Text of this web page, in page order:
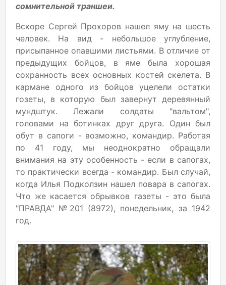
сомнительной траншеи.
Вскоре Сергей Прохоров нашел яму на шесть
человек. На вид - небольшое углубление,
присыпанное опавшими листьями. В отличие от
предыдущих бойцов, в яме была хорошая
сохранность всех основных костей скелета. В
кармане одного из бойцов уцелели остатки
гозеты, в которую был завернут деревянный
мундштук. Лежали солдаты "вальтом",
головами на ботинках друг друга. Один был
обут в сапоги - возможно, командир. Работая
по 41 году, мы неоднократно обращали
внимания на эту особенность - если в сапогах,
то практически всегда - командир. Был случай,
когда Илья Подколзин нашел повара в сапогах.
Что же касается обрывков газеты - это была
"ПРАВДА" №201 (8972), понедельник, за 1942
год.